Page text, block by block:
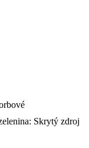
Skrytý zdroj